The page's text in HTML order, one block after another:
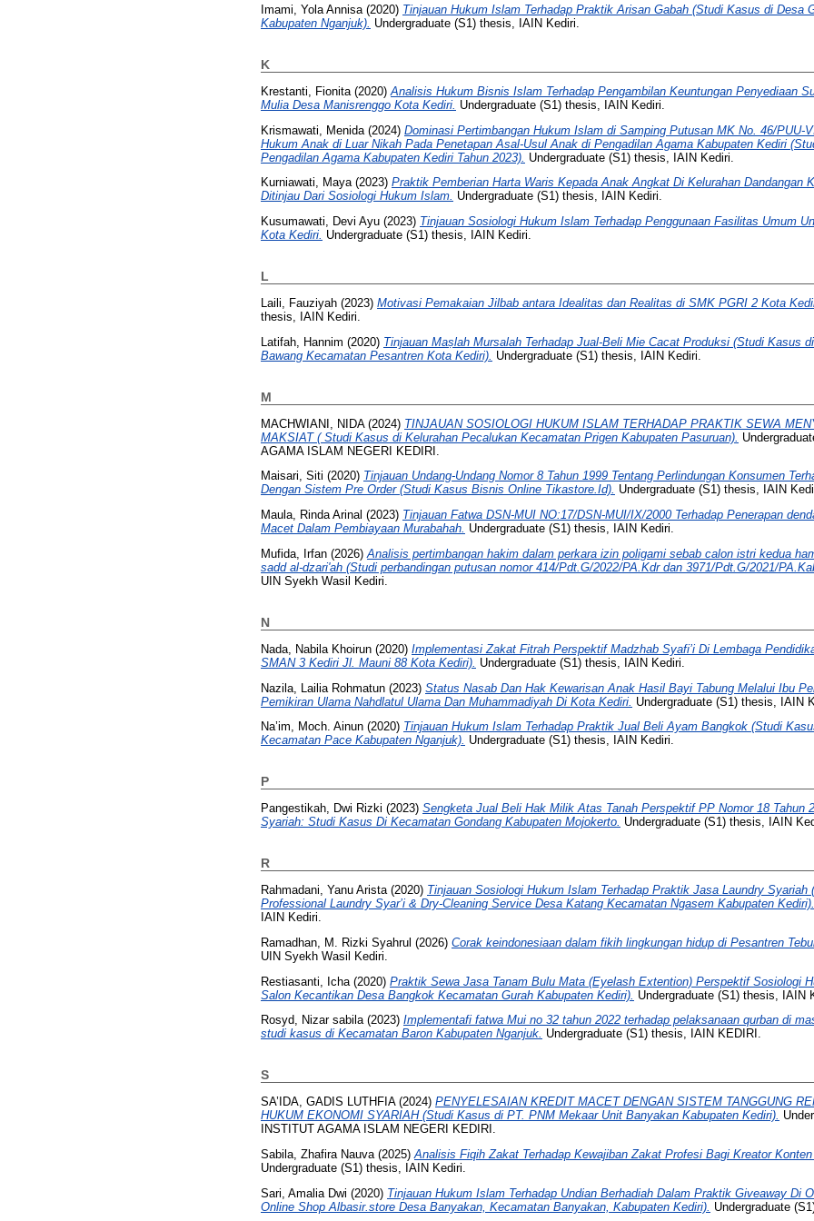
Imami, Yola Annisa (2020) Tinjauan Hukum Islam Terhadap Praktik Arisan Gabah (Studi Kasus di Desa
Kabupaten Nganjuk). Undergraduate (S1) thesis, IAIN Kediri.
K
Krestanti, Fionita (2020) Analisis Hukum Bisnis Islam Terhadap Pengambilan Keuntungan Penyediaan
Mulia Desa Manisrenggo Kota Kediri. Undergraduate (S1) thesis, IAIN Kediri.
Krismawati, Menida (2024) Dominasi Pertimbangan Hukum Islam di Samping Putusan MK No. 46/PUU-
Hukum Anak di Luar Nikah Pada Penetapan Asal-Usul Anak di Pengadilan Agama Kabupaten Kediri
Pengadilan Agama Kabupaten Kediri Tahun 2023). Undergraduate (S1) thesis, IAIN Kediri.
Kurniawati, Maya(2023) Praktik Pemberian Harta Waris Kepada Anak Angkat Di Kelurahan Dandangan
Ditinjau Dari Sosiologi Hukum Islam. Undergraduate (S1) thesis, IAIN Kediri.
Kusumawati, Devi Ayu (2023) Tinjauan Sosiologi Hukum Islam Terhadap Penggunaan Fasilitas Umum
Kota Kediri. Undergraduate (S1) thesis, IAIN Kediri.
L
Laili, Fauziyah (2023) Motivasi Pemakaian Jilbab antara Idealitas dan Realitas di SMK PGRI 2 Kota
thesis, IAIN Kediri.
Latifah, Hannim (2020) Tinjauan Maṣlah Mursalah Terhadap Jual-Beli Mie Cacat Produksi (Studi Kasus
Bawang Kecamatan Pesantren Kota Kediri). Undergraduate (S1) thesis, IAIN Kediri.
M
MACHWIANI, NIDA(2024) TINJAUAN SOSIOLOGI HUKUM ISLAM TERHADAP PRAKTIK SEWA
MAKSIAT ( Studi Kasus di Kelurahan Pecalukan Kecamatan Prigen Kabupaten Pasuruan).
AGAMA ISLAM NEGERI KEDIRI.
Maisari, Siti (2020) Tinjauan Undang-Undang Nomor 8 Tahun 1999 Tentang Perlindungan Konsumen
Dengan Sistem Pre Order (Studi Kasus Bisnis Online Tikastore.Id). Undergraduate (S1) thesis, IAIN
Maula, Rinda Arinal (2023) Tinjauan Fatwa DSN-MUI NO:17/DSN-MUI/IX/2000 Terhadap Penerapan
Macet Dalam Pembiayaan Murabahah. Undergraduate (S1) thesis, IAIN Kediri.
Mufida, Irfan (2026) Analisis pertimbangan hakim dalam perkara izin poligami sebab calon istri kedua
sadd al-dzari'ah (Studi perbandingan putusan nomor 414/Pdt.G/2022/PA.Kdr dan 3971/Pdt.G/2021/
UIN Syekh Wasil Kediri.
N
Nada, Nabila Khoirun (2020) Implementasi Zakat Fitrah Perspektif Madzhab Syafi’i Di Lembaga
SMAN 3 Kediri Jl. Mauni 88 Kota Kediri). Undergraduate (S1) thesis, IAIN Kediri.
Nazila, Lailia Rohmatun (2023) Status Nasab Dan Hak Kewarisan Anak Hasil Bayi Tabung Melalui Ibu
Pemikiran Ulama Nahdlatul Ulama Dan Muhammadiyah Di Kota Kediri. Undergraduate (S1) thesis, IAIN
Na’im, Moch. Ainun (2020) Tinjauan Hukum Islam Terhadap Praktik Jual Beli Ayam Bangkok (Studi
Kecamatan Pace Kabupaten Nganjuk). Undergraduate (S1) thesis, IAIN Kediri.
P
Pangestikah, Dwi Rizki (2023) Sengketa Jual Beli Hak Milik Atas Tanah Perspektif PP Nomor 18 Tahun
Syariah: Studi Kasus Di Kecamatan Gondang Kabupaten Mojokerto. Undergraduate (S1) thesis, IAIN
R
Rahmadani, Yanu Arista (2020) Tinjauan Sosiologi Hukum Islam Terhadap Praktik Jasa Laundry Syariah
Professional Laundry Syar’i & Dry-Cleaning Service Desa Katang Kecamatan Ngasem Kabupaten Kediri).
IAIN Kediri.
Ramadhan, M. Rizki Syahrul (2026) Corak keindonesiaan dalam fikih lingkungan hidup di Pesantren
UIN Syekh Wasil Kediri.
Restiasanti, Icha (2020) Praktik Sewa Jasa Tanam Bulu Mata (Eyelash Extention) Perspektif Sosiologi
Salon Kecantikan Desa Bangkok Kecamatan Gurah Kabupaten Kediri). Undergraduate (S1) thesis, IAIN
Rosyd, Nizar sabila(2023) Implementafi fatwa Mui no 32 tahun 2022 terhadap pelaksanaan qurban di
studi kasus di Kecamatan Baron Kabupaten Nganjuk. Undergraduate (S1) thesis, IAIN KEDIRI.
S
SA’IDA, GADIS LUTHFIA(2024) PENYELESAIAN KREDIT MACET DENGAN SISTEM TANGGUNG
HUKUM EKONOMI SYARIAH (Studi Kasus di PT. PNM Mekaar Unit Banyakan Kabupaten Kediri).
INSTITUT AGAMA ISLAM NEGERI KEDIRI.
Sabila, Zhafira Nauva (2025) Analisis Fiqih Zakat Terhadap Kewajiban Zakat Profesi Bagi Kreator
Undergraduate (S1) thesis, IAIN Kediri.
Sari, Amalia Dwi (2020) Tinjauan Hukum Islam Terhadap Undian Berhadiah Dalam Praktik Giveaway Di
Online Shop Albasir.store Desa Banyakan, Kecamatan Banyakan, Kabupaten Kediri). Undergraduate